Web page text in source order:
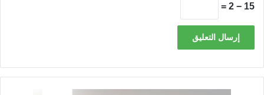
15 − 2 =